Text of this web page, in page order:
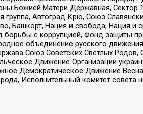
Божией Матери Державная, Сектор
Автоград Крю, Союз
Башкорт, Нация и свобода, Нация и
с коррупцией, Фонд защиты
объединение русского
Союз Советских Светлых Родов,
Движение Организации
Демократическое Движение
Исполнительный комитет совета